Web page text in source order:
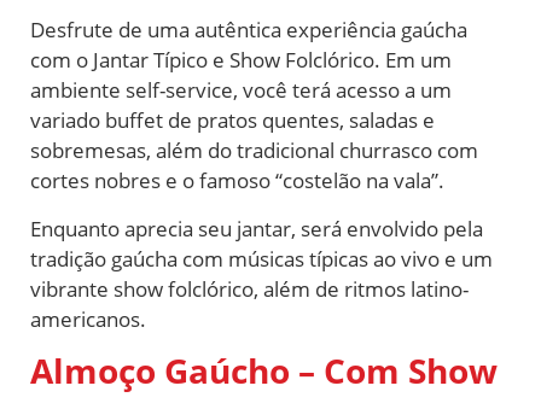
Desfrute de uma autêntica experiência gaúcha
com o Jantar Típico e Show Folclórico. Em um
ambiente self-service, você terá acesso a um
variado buffet de pratos quentes, saladas e
sobremesas, além do tradicional churrasco com
cortes nobres e o famoso “costelão na vala”.
Enquanto aprecia seu jantar, será envolvido pela
tradição gaúcha com músicas típicas ao vivo e um
vibrante show folclórico, além de ritmos latino-
americanos.
Almoço Gaúcho – Com Show